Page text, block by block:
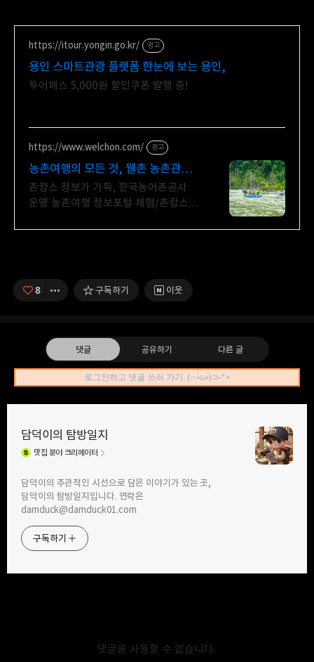
https://itour.yongin.go.kr/ 광고
용인 스마트관광 플랫폼 한눈에 보는 용인,
투어패스 5,000원 할인쿠폰 발행 중!
https://www.welchon.com/ 광고
농촌여행의 모든 것, 웰촌 농촌관광
가는 주간
촌캉스 정보가 가득, 한국농어촌공사
운영 농촌여행 정보포털 체험/촌캉스/
코스, 지금 확인하세요
8 구독하기 이웃
댓글 공유하기 다른 글
로그인하고 댓글 쓰러 가기. (∩•̀ω•́)⊃-*⋆
담덕이의 탐방일지
맛집 분야 크리에이터
담덕이의 주관적인 시선으로 담은 이야기가 있는 곳,
담덕이의 탐방일지입니다. 연락은
damduck@damduck01.com
구독하기
댓글을 사용할 수 없습니다.
트위터
카카오스토리
에이원 스테이크 하우스 - 달전망대 구경
후 식사가 가능한 곳!